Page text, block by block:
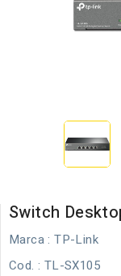
Switch
Marca : TP-Link
Cod. : TL-SX105